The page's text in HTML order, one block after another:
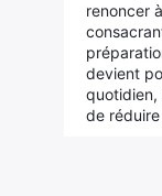
renoncer
devient
quotidien,
de